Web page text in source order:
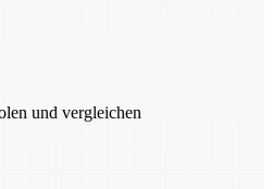
und vergleichen